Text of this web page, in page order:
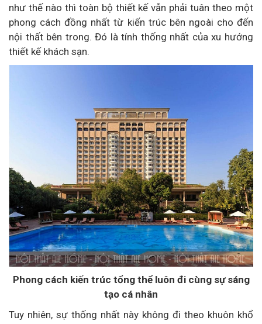
như thế nào thì toàn bộ thiết kế vẫn phải tuân theo một
phong cách đồng nhất từ kiến trúc bên ngoài cho đến
nội thất bên trong. Đó là tính thống nhất của xu hướng
thiết kế khách sạn.
Phong cách kiến trúc tổng thể luôn đi cùng sự sáng
tạo cá nhân
Tuy nhiên, sự thống nhất này không đi theo khuôn khổ